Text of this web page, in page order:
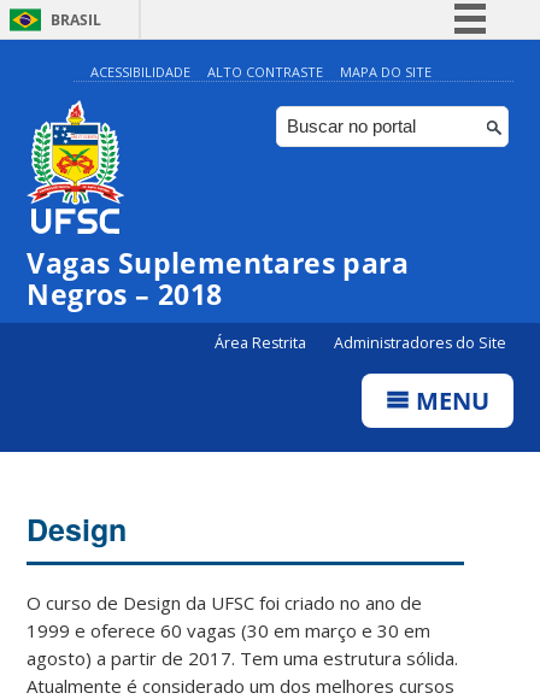
BRASIL
Simplifique!
Comunica BR
Participe
Canais
ACESSIBILIDADE ALTO CONTRASTE MAPA DO SITE
Vagas Suplementares para
Negros – 2018
Área Restrita Administradores do Site
MENU
Design
O curso de Design da UFSC foi criado no ano de
1999 e oferece 60 vagas (30 em março e 30 em
agosto) a partir de 2017. Tem uma estrutura sólida.
Atualmente é considerado um dos melhores cursos